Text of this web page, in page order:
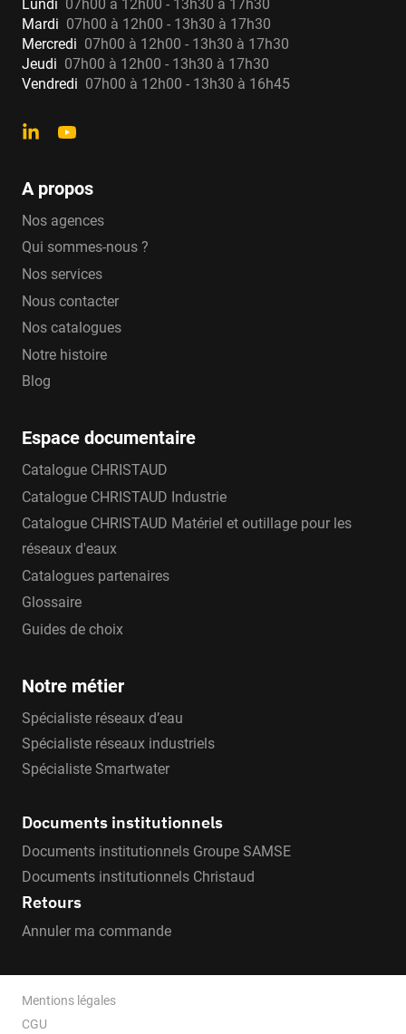
Lundi 07h00 à 12h00 - 13h30 à 17h30
Mardi 07h00 à 12h00 - 13h30 à 17h30
Mercredi 07h00 à 12h00 - 13h30 à 17h30
Jeudi 07h00 à 12h00 - 13h30 à 17h30
Vendredi 07h00 à 12h00 - 13h30 à 16h45
A propos
Nos agences
Qui sommes-nous ?
Nos services
Nous contacter
Nos catalogues
Notre histoire
Blog
Espace documentaire
Catalogue CHRISTAUD
Catalogue CHRISTAUD Industrie
Catalogue CHRISTAUD Matériel et outillage pour les
réseaux d'eaux
Catalogues partenaires
Glossaire
Guides de choix
Notre métier
Spécialiste réseaux d’eau
Spécialiste réseaux industriels
Spécialiste Smartwater
Documents institutionnels
Documents institutionnels Groupe SAMSE
Documents institutionnels Christaud
Retours
Annuler ma commande
Mentions légales
CGU